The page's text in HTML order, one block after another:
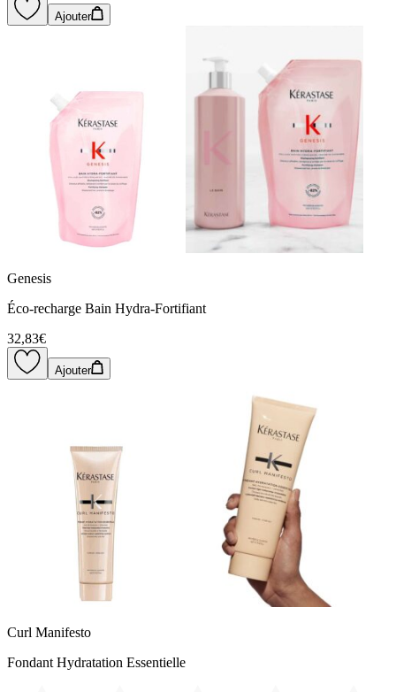
Ajouter
Genesis
Éco-recharge Bain Hydra-Fortifiant
32,83€
Ajouter
Curl Manifesto
Fondant Hydratation Essentielle